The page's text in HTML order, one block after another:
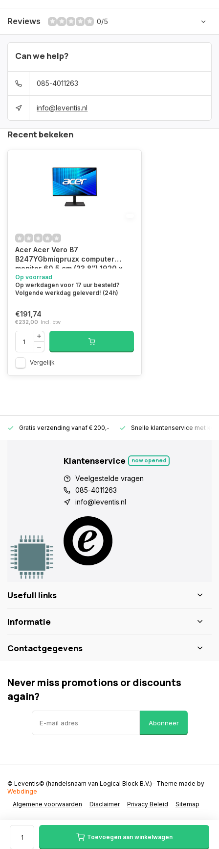
Toevoegen aan winkelwagen
Reviews 0/5
Can we help?
085-4011263
info@leventis.nl
Recent bekeken
Acer Acer Vero B7
B247YGbmiqpruzx computer
monitor 60,5 cm (23.8") 1920 x
1080 Pixels Full HD LCD Zwart
Op voorraad
Op werkdagen voor 17 uur besteld?
Volgende werkdag geleverd! (24h)
€191,74
€232,00 Incl. btw
Vergelijk
Gratis verzending vanaf € 200,- Snelle klantenservice met
Klantenservice now opened
Veelgestelde vragen
085-4011263
info@leventis.nl
Usefull links
Informatie
Contactgegevens
Never miss promotions or discounts
again?
Abonneer
Algemene voorwaarden Disclaimer Privacy Beleid Sitemap
© Leventis© (handelsnaam van Logical Block B.V.)- Theme made by
Webdinge